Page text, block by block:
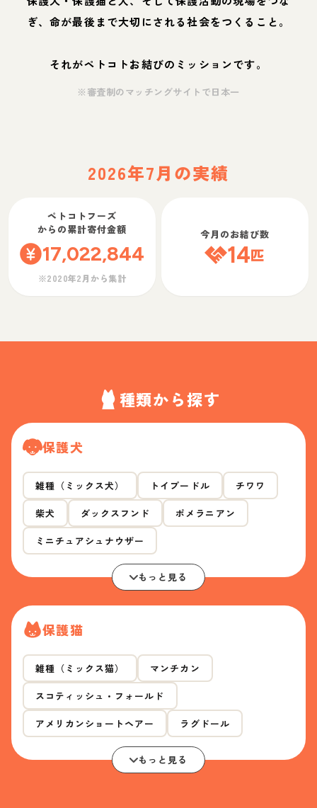
ぎ、命が最後まで大切にされる社会をつくること。
それがペトコトお結びのミッションです。
※審査制のマッチングサイトで日本一
2026年7月の実績
ペトコトフーズ
からの累計寄付金額
17,022,844
※2020年2月から集計
今月のお結び数
14匹
種類から探す
保護犬
雑種（ミックス犬） トイプードル チワワ
柴犬 ダックスフンド ポメラニアン
ミニチュアシュナウザー
もっと見る
保護猫
雑種（ミックス猫） マンチカン
スコティッシュ・フォールド
アメリカンショートヘアー ラグドール
もっと見る